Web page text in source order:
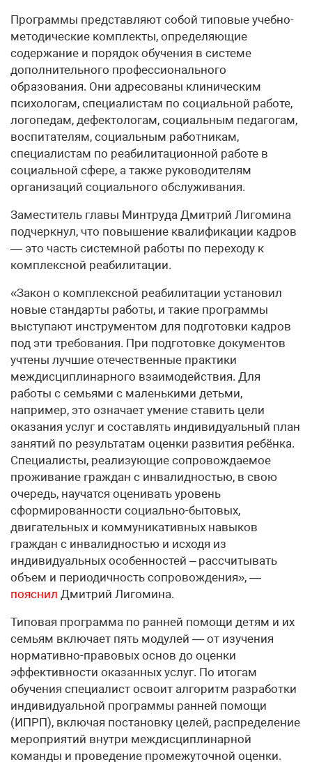
Программы представляют собой типовые учебно-
методические комплекты, определяющие
содержание и порядок обучения в системе
дополнительного профессионального
образования. Они адресованы клиническим
психологам, специалистам по социальной работе,
логопедам, дефектологам, социальным педагогам,
воспитателям, социальным работникам,
специалистам по реабилитационной работе в
социальной сфере, а также руководителям
организаций социального обслуживания.
Заместитель главы Минтруда Дмитрий Лигомина
подчеркнул, что повышение квалификации кадров
— это часть системной работы по переходу к
комплексной реабилитации.
«Закон о комплексной реабилитации установил
новые стандарты работы, и такие программы
выступают инструментом для подготовки кадров
под эти требования. При подготовке документов
учтены лучшие отечественные практики
междисциплинарного взаимодействия. Для
работы с семьями c маленькими детьми,
например, это означает умение ставить цели
оказания услуг и составлять индивидуальный план
занятий по результатам оценки развития ребёнка.
Специалисты, реализующие сопровождаемое
проживание граждан с инвалидностью, в свою
очередь, научатся оценивать уровень
сформированности социально-бытовых,
двигательных и коммуникативных навыков
граждан с инвалидностью и исходя из
индивидуальных особенностей – рассчитывать
объем и периодичность сопровождения», —
пояснил Дмитрий Лигомина.
Типовая программа по ранней помощи детям и их
семьям включает пять модулей — от изучения
нормативно-правовых основ до оценки
эффективности оказанных услуг. По итогам
обучения специалист освоит алгоритм разработки
индивидуальной программы ранней помощи
(ИПРП), включая постановку целей, распределение
мероприятий внутри междисциплинарной
команды и проведение промежуточной оценки.